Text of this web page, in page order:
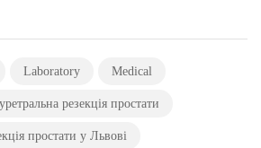
Laboratory Medical
резекція простати
простати у Львові